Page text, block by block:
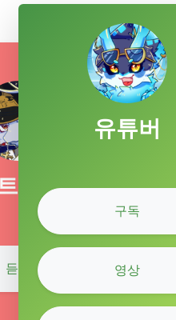
리머
듣기
유튜버
구독
영상